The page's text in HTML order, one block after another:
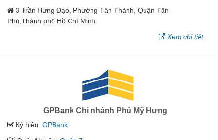
3 Trần Hưng Đạo, Phường Tân Thành, Quận Tân
Phú,Thành phố Hồ Chí Minh
Xem chi tiết
GPBank Chi nhánh Phú Mỹ Hưng
Ký hiệu: GPBank